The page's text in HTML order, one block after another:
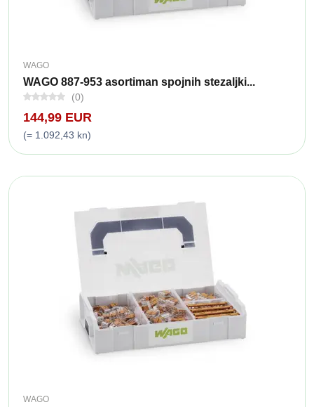
WAGO
WAGO 887-953 asortiman spojnih stezaljki...
(0)
144,99 EUR
(= 1.092,43 kn)
WAGO